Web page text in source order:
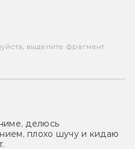
выделите фрагмент
делюсь
плохо шучу и кидаю